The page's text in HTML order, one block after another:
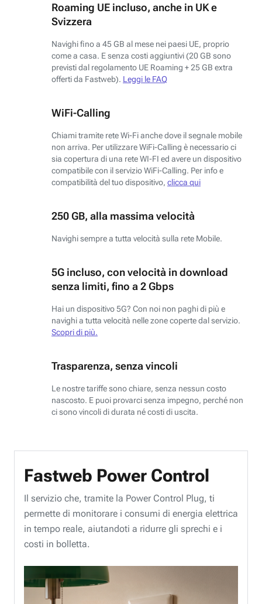
Roaming UE incluso, anche in UK e
Svizzera
Navighi fino a 45 GB al mese nei paesi UE, proprio
come a casa. E senza costi aggiuntivi (20 GB sono
previsti dal regolamento UE Roaming + 25 GB extra
offerti da Fastweb). Leggi le FAQ
WiFi-Calling
Chiami tramite rete Wi-Fi anche dove il segnale mobile
non arriva. Per utilizzare WiFi-Calling è necessario ci
sia copertura di una rete WI-FI ed avere un dispositivo
compatibile con il servizio WiFi-Calling. Per info e
compatibilità del tuo dispositivo, clicca qui
250 GB, alla massima velocità
Navighi sempre a tutta velocità sulla rete Mobile.
5G incluso, con velocità in download
senza limiti, fino a 2 Gbps
Hai un dispositivo 5G? Con noi non paghi di più e
navighi a tutta velocità nelle zone coperte dal servizio.
Scopri di più.
Trasparenza, senza vincoli
Le nostre tariffe sono chiare, senza nessun costo
nascosto. E puoi provarci senza impegno, perché non
ci sono vincoli di durata né costi di uscita.
Fastweb Power Control
Il servizio che, tramite la Power Control Plug, ti
permette di monitorare i consumi di energia elettrica
in tempo reale, aiutandoti a ridurre gli sprechi e i
costi in bolletta.